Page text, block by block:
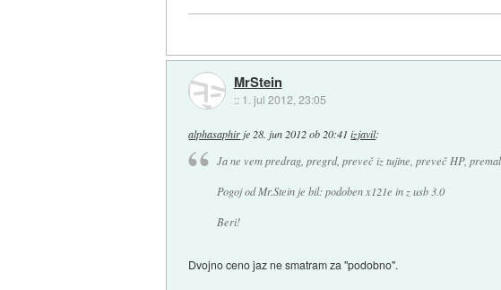
MrStein
:: 1. jul 2012, 23:05
alphasaphir je 28. jun 2012 ob 20:41 izjavil:
Ja ne vem predrag, pregrd, preveč iz tujine, preveč HP,
Pogoj od Mr.Stein je bil: podoben x121e in z usb 3.0
Beri!
Dvojno ceno jaz ne smatram za "podobno".